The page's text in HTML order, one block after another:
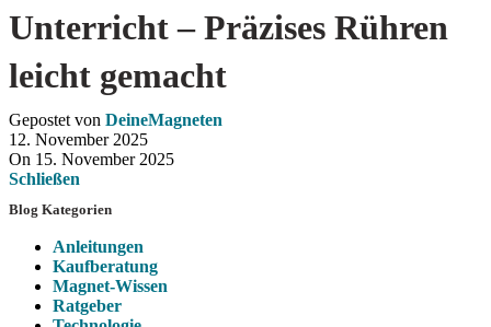
Unterricht – Präzises Rühren
leicht gemacht
Gepostet von DeineMagneten
12. November 2025
On 15. November 2025
Schließen
Blog Kategorien
Anleitungen
Kaufberatung
Magnet-Wissen
Ratgeber